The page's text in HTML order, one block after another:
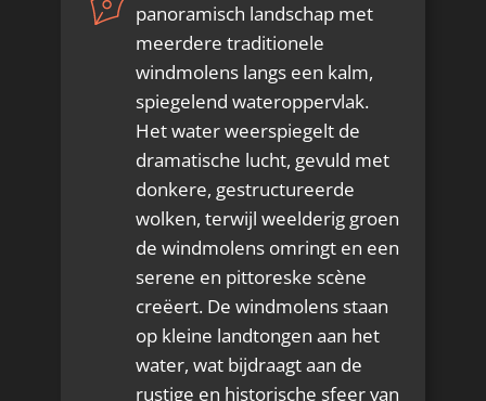
panoramisch landschap met
meerdere traditionele
windmolens langs een kalm,
spiegelend wateroppervlak.
Het water weerspiegelt de
dramatische lucht, gevuld met
donkere, gestructureerde
wolken, terwijl weelderig groen
de windmolens omringt en een
serene en pittoreske scène
creëert. De windmolens staan ​​
op kleine landtongen aan het
water, wat bijdraagt ​​aan de
rustige en historische sfeer van